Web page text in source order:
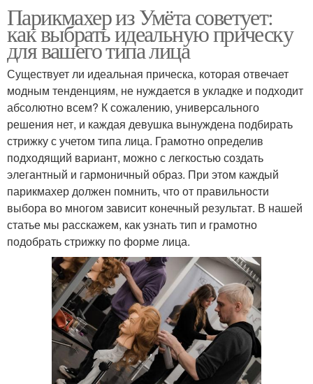
Парикмахер из Умёта советует:
как выбрать идеальную прическу
для вашего типа лица
Существует ли идеальная прическа, которая отвечает
модным тенденциям, не нуждается в укладке и подходит
абсолютно всем? К сожалению, универсального
решения нет, и каждая девушка вынуждена подбирать
стрижку с учетом типа лица. Грамотно определив
подходящий вариант, можно с легкостью создать
элегантный и гармоничный образ. При этом каждый
парикмахер должен помнить, что от правильности
выбора во многом зависит конечный результат. В нашей
статье мы расскажем, как узнать тип и грамотно
подобрать стрижку по форме лица.